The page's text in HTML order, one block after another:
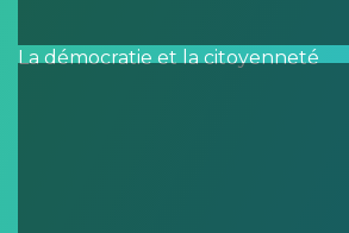
La démocratie et la citoyenneté